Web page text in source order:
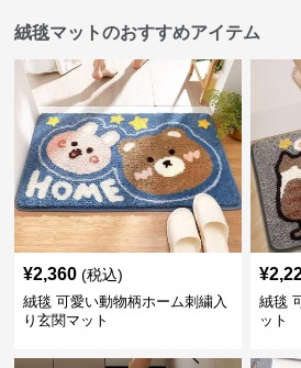
絨毯マットのおすすめアイテム
¥2,360 (税込)
絨毯 可愛い動物柄ホーム刺繍入
り玄関マット
¥
絨毯
ット